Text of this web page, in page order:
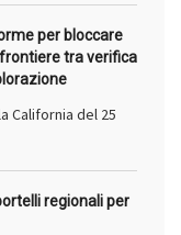
per bloccare
tra verifica
California del 25
regionali per